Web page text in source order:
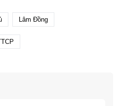
Lâm Đồng